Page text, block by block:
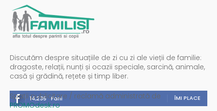
Discutăm despre situațiile de zi cu zi ale vieții de familie:
dragoste, relații, nunți și ocazii speciale, sarcină, animale,
casă și grădină, rețete și timp liber.
14,235 Fani ÎMI PLACE
Spații publicitare / reclamă administrată de
PROMOdesk.ro